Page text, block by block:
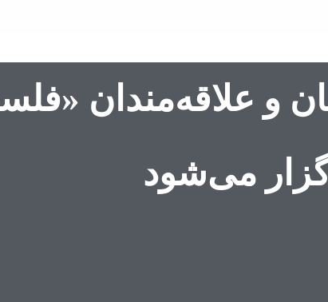
و علاقه‌مندان
می‌شود